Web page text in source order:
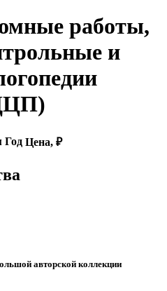
работы,
и
Год Цена, ₽
авторской коллекции